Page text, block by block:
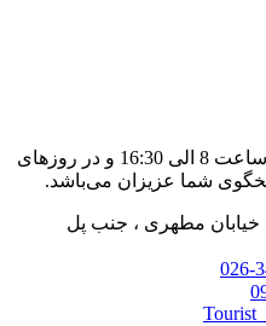
ماهبدپرواز از شنبه تا چهارشنبه از ساعت 8 الی 16:30 و در روزهای
مطهری ، جنب پل